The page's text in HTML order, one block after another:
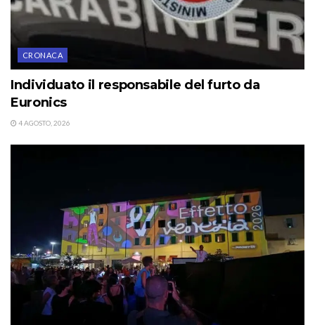
CRONACA
Individuato il responsabile del furto da
Euronics
4 AGOSTO, 2026